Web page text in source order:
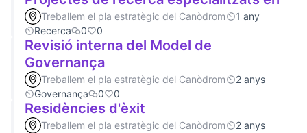
Treballem el pla estratègic del Canòdrom
1 any
Recerca
0 0
Revisió interna del Model de
Governança
Treballem el pla estratègic del Canòdrom
2 anys
Governança
0 0
Residències d'èxit
Treballem el pla estratègic del Canòdrom
2 anys